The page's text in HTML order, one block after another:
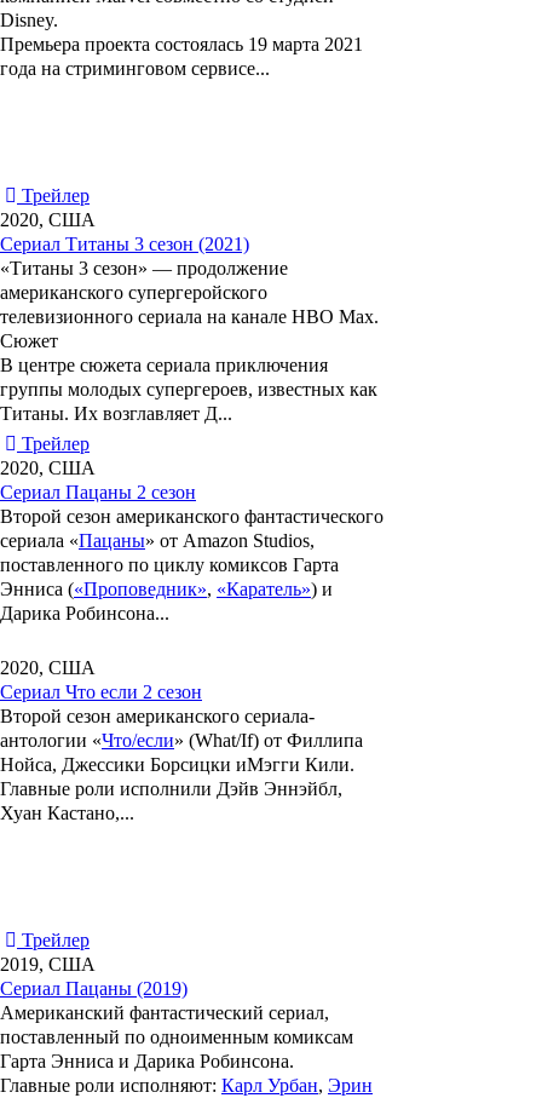
Disney.
Премьера проекта состоялась 19 марта 2021
года на стриминговом сервисе...
Трейлер
2020, США
Сериал Титаны 3 сезон (2021)
«Титаны 3 сезон» — продолжение
американского супергеройского
телевизионного сериала на канале HBO Max.
Сюжет
В центре сюжета сериала приключения
группы молодых супергероев, известных как
Титаны. Их возглавляет Д...
Трейлер
2020, США
Сериал Пацаны 2 сезон
Второй сезон американского фантастического
сериала «Пацаны» от Amazon Studios,
поставленного по циклу комиксов Гарта
Энниса («Проповедник», «Каратель») и
Дарика Робинсона...
2020, США
Сериал Что если 2 сезон
Второй сезон американского сериала-
антологии «Что/если» (What/If) от Филлипа
Нойса, Джессики Борсицки иМэгги Кили.
Главные роли исполнили Дэйв Эннэйбл,
Хуан Кастано,...
Трейлер
2019, США
Сериал Пацаны (2019)
Американский фантастический сериал,
поставленный по одноименным комиксам
Гарта Энниса и Дарика Робинсона.
Главные роли исполняют: Карл Урбан, Эрин